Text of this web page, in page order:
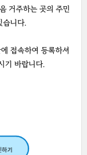
거주하는 곳의 주민
습니다.
접속하여 등록하셔
기 바랍니다.